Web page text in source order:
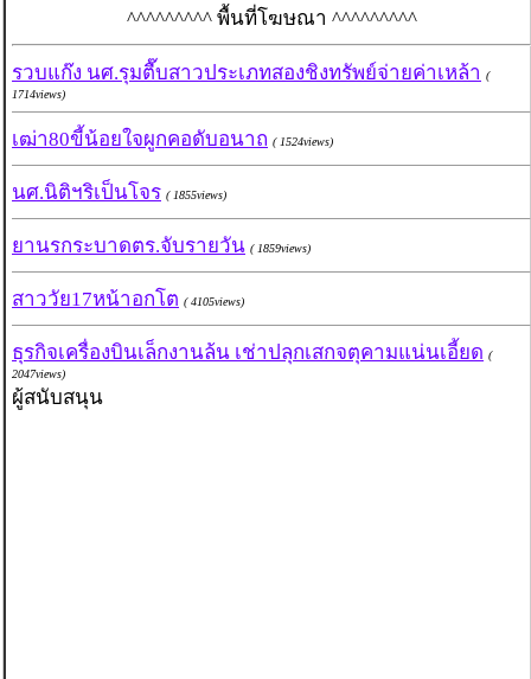
^^^^^^^^^ พื้นที่โฆษณา ^^^^^^^^^
รวบแก๊ง นศ.รุมตื๊บสาวประเภทสองชิงทรัพย์จ่ายค่าเหล้า (
1714views)
เฒ่า80ขี้น้อยใจผูกคอดับอนาถ ( 1524views)
นศ.นิติฯริเป็นโจร ( 1855views)
ยานรกระบาดตร.จับรายวัน ( 1859views)
สาววัย17หน้าอกโต ( 4105views)
ธุรกิจเครื่องบินเล็กงานล้น เช่าปลุกเสกจตุคามแน่นเอี้ยด (
2047views)
ผู้สนับสนุน